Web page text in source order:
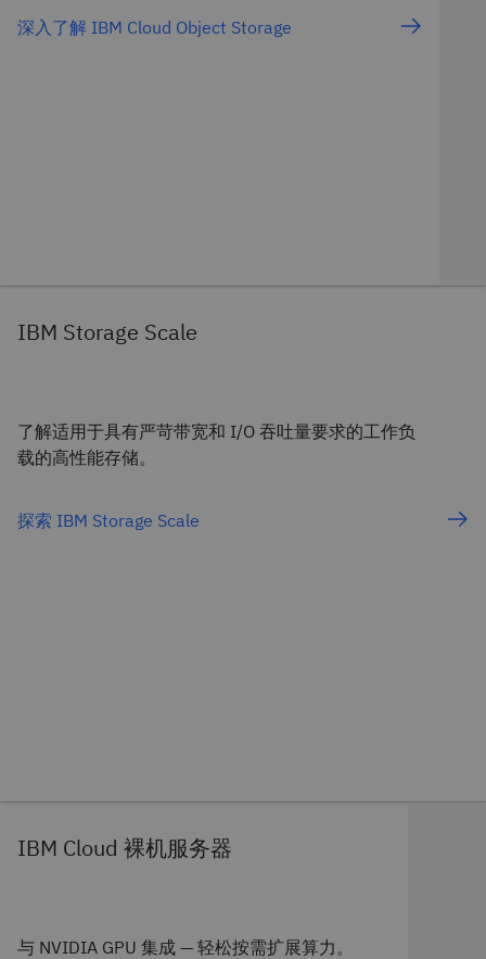
深入了解 IBM Cloud Object Storage
IBM Storage Scale
了解适用于具有严苛带宽和 I/O 吞吐量要求的工作负
载的高性能存储。
探索 IBM Storage Scale
IBM Cloud 裸机服务器
与 NVIDIA GPU 集成 — 轻松按需扩展算力。